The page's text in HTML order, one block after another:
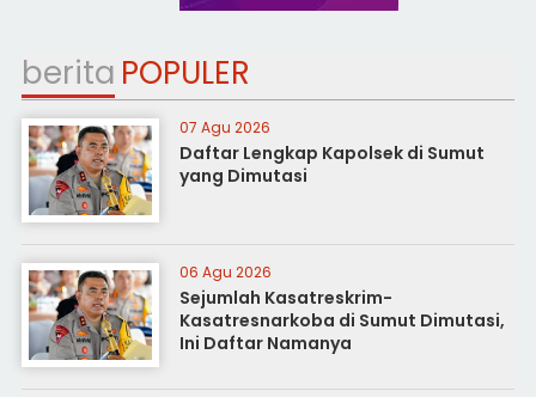
berita POPULER
07 Agu 2026
Daftar Lengkap Kapolsek di Sumut
yang Dimutasi
06 Agu 2026
Sejumlah Kasatreskrim-
Kasatresnarkoba di Sumut Dimutasi,
Ini Daftar Namanya